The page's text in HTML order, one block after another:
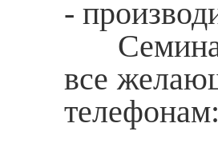
-
Семинар
все